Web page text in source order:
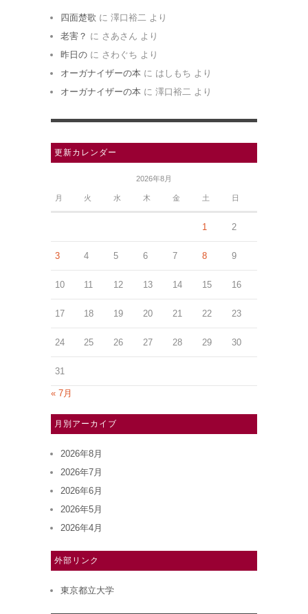
四面楚歌 に 澤口裕二 より
老害？ に さあさん より
昨日の に さわぐち より
オーガナイザーの本 に はしもち より
オーガナイザーの本 に 澤口裕二 より
更新カレンダー
2026年8月
月 火 水 木 金 土 日
1 2
3 4 5 6 7 8 9
10 11 12 13 14 15 16
17 18 19 20 21 22 23
24 25 26 27 28 29 30
31
« 7月
月別アーカイブ
2026年8月
2026年7月
2026年6月
2026年5月
2026年4月
外部リンク
東京都立大学